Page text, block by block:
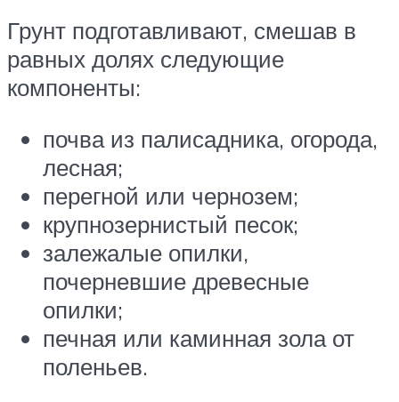
Грунт подготавливают, смешав в
равных долях следующие
компоненты:
почва из палисадника, огорода,
лесная;
перегной или чернозем;
крупнозернистый песок;
залежалые опилки,
почерневшие древесные
опилки;
печная или каминная зола от
поленьев.